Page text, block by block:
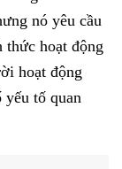
nó yêu cầu
thức hoạt động
hoạt động
tố quan